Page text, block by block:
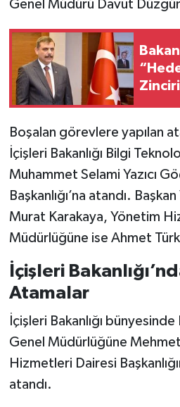
Genel Müdürü Davut
Boşalan görevlere yapılan
İçişleri Bakanlığı Bilgi
Muhammet Selami Yazıcı
Başkanlığı’na atandı.
Murat Karakaya, Yönetim
Müdürlüğüne ise Ahmet
İçişleri
Atamalar
İçişleri Bakanlığı
Genel Müdürlüğüne Mehmet
Hizmetleri Dairesi
atandı.